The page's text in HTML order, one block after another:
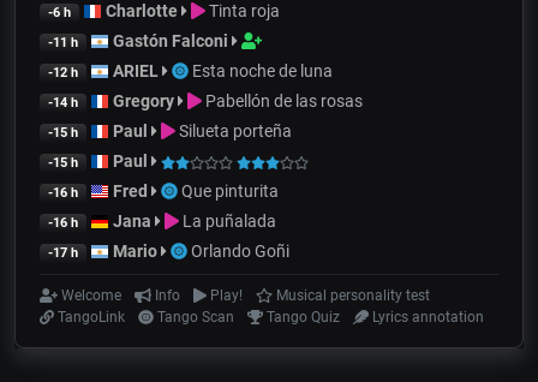
-6 h Charlotte Tinta roja
-11 h Gastón Falconi
-12 h ARIEL Esta noche de luna
-14 h Gregory Pabellón de las rosas
-15 h Paul Silueta porteña
-15 h Paul
-16 h Fred Que pinturita
-16 h Jana La puñalada
-17 h Mario Orlando Goñi
Welcome Info Play!
Musical personality test
TangoLink
Tango Scan Tango Quiz Lyrics annotation